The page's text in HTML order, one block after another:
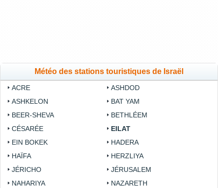
Météo des stations touristiques de Israël
ACRE
ASHDOD
ASHKELON
BAT YAM
BEER-SHEVA
BETHLÉEM
CÉSARÉE
EILAT
EIN BOKEK
HADERA
HAÏFA
HERZLIYA
JÉRICHO
JÉRUSALEM
NAHARIYA
NAZARETH